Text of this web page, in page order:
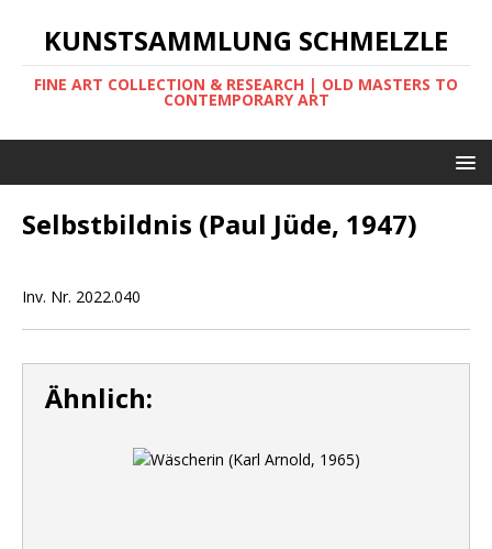
KUNSTSAMMLUNG SCHMELZLE
FINE ART COLLECTION & RESEARCH | OLD MASTERS TO
CONTEMPORARY ART
Selbstbildnis (Paul Jüde, 1947)
Inv. Nr. 2022.040
Ähnlich: